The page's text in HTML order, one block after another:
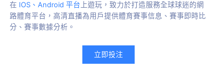
在 IOS、Android 平台 上遊玩，致力於打造服務全球球迷的網
路體育平台，高清直播為用戶提供體育賽事信息、賽事即時比
分、賽事數據分析。
立即投注